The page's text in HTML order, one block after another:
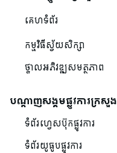
គេហទំព័រ
កម្មវិធីស្វ័យសិក្សា
ថ្នាលអភិវឌ្ឍសមត្ថភាព
បណ្ដាញសង្គមផ្លូវការក្រសួង
ទំព័រហ្វេសប៊ុកផ្លូវការ
ទំព័រយូធូបផ្លូវការ